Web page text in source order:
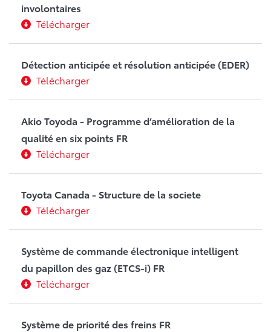
involontaires
Télécharger
Détection anticipée et résolution anticipée (EDER)
Télécharger
Akio Toyoda - Programme d’amélioration de la
qualité en six points FR
Télécharger
Toyota Canada - Structure de la societe
Télécharger
Système de commande électronique intelligent
du papillon des gaz (ETCS-i) FR
Télécharger
Système de priorité des freins FR